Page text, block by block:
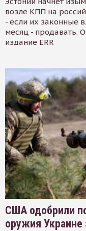
возле КПП на
- если их законные
месяц - продавать.
издание ERR
США одобрили
оружия Украине